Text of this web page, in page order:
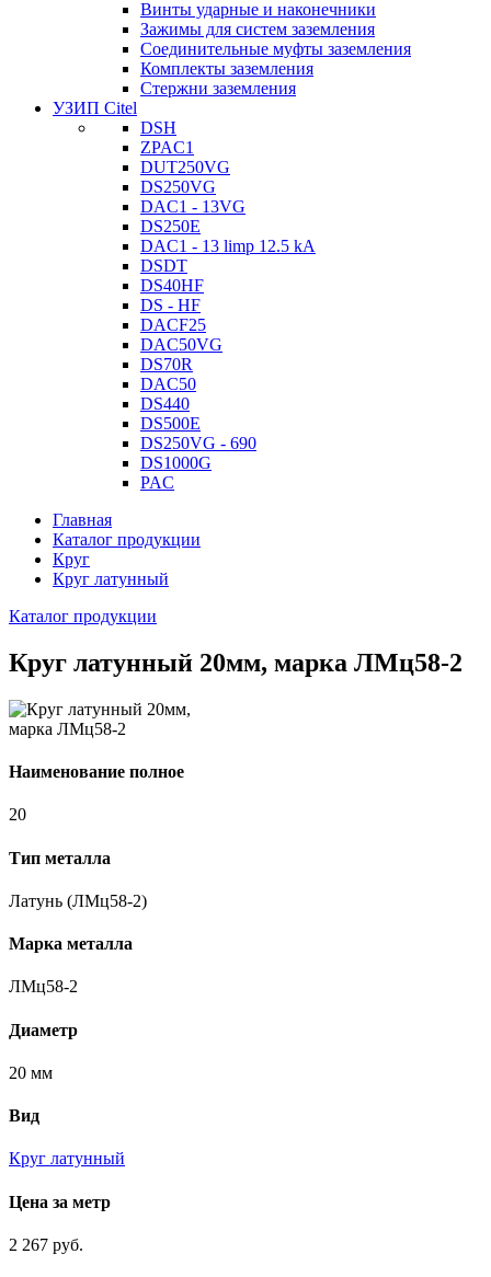
Винты ударные и наконечники
Зажимы для систем заземления
Соединительные муфты заземления
Комплекты заземления
Стержни заземления
УЗИП Citel
DSH
ZPAC1
DUT250VG
DS250VG
DAC1 - 13VG
DS250E
DAC1 - 13 limp 12.5 kA
DSDT
DS40HF
DS - HF
DACF25
DAC50VG
DS70R
DAC50
DS440
DS500E
DS250VG - 690
DS1000G
PAC
Главная
Каталог продукции
Круг
Круг латунный
Каталог продукции
Круг латунный 20мм, марка ЛМц58-2
Наименование полное
20
Тип металла
Латунь (ЛМц58-2)
Марка металла
ЛМц58-2
Диаметр
20 мм
Вид
Круг латунный
Цена за метр
2 267 руб.